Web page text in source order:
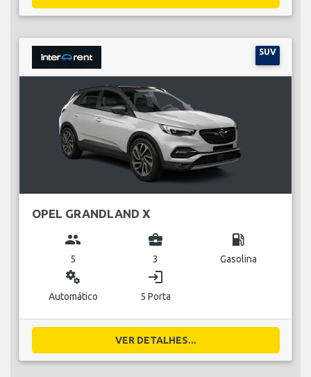
SUV
OPEL GRANDLAND X
group
5
business_center
3
local_gas_station
Gasolina
miscellaneous_services
Automático
login
5 Porta
VER DETALHES...